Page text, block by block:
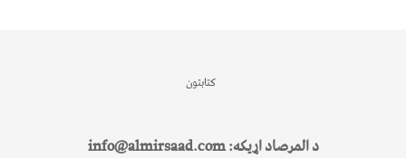
کتابتون
د المرصاد اړیکه: info@almirsaad.com